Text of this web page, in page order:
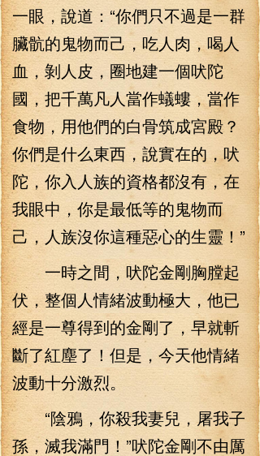
一眼，說道：“你們只不過是一群
臟骯的鬼物而己，吃人肉，喝人
血，剝人皮，圈地建一個吠陀
國，把千萬凡人當作蟻螻，當作
食物，用他們的白骨筑成宮殿？
你們是什么東西，說實在的，吠
陀，你入人族的資格都沒有，在
我眼中，你是最低等的鬼物而
己，人族沒你這種惡心的生靈！”
一時之間，吠陀金剛胸膛起
伏，整個人情緒波動極大，他已
經是一尊得到的金剛了，早就斬
斷了紅塵了！但是，今天他情緒
波動十分激烈。
“陰鴉，你殺我妻兒，屠我子
孫，滅我滿門！”吠陀金剛不由厲